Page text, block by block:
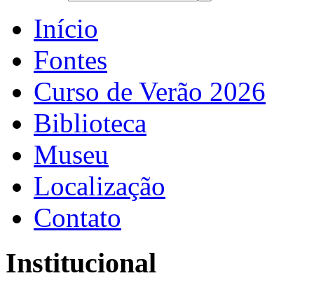
Início
Fontes
Curso de Verão 2026
Biblioteca
Museu
Localização
Contato
Institucional